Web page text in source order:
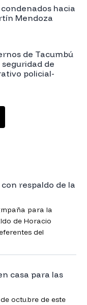
hacia
Mendoza
de Tacumbú
de
policial-
respaldo de la
para la
de Horacio
del
casa para las
octubre de este